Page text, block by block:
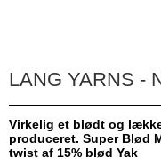
LANG YARNS -
Virkelig et blødt og
produceret. Super Blød
twist af 15% blød Yak